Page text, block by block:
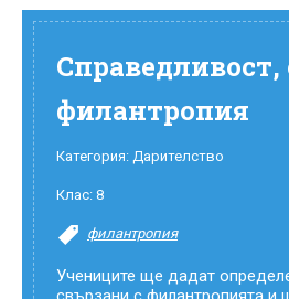
Справедливост,
филантропия
Категория: Дарителство
Клас: 8
филантропия
Учениците ще дадат